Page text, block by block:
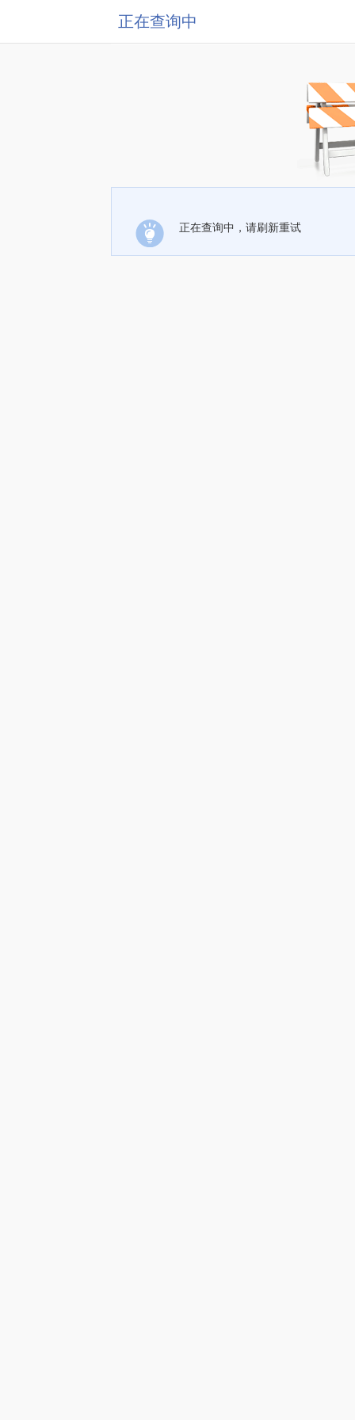
正在查询中
正在查询中，请刷新重试